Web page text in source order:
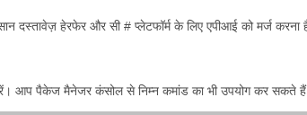
दस्तावेज़ हेरफेर और सी # प्लेटफॉर्म के लिए एपीआई को मर्ज
आप पैकेज मैनेजर कंसोल से निम्न कमांड का भी उपयोग कर सकते